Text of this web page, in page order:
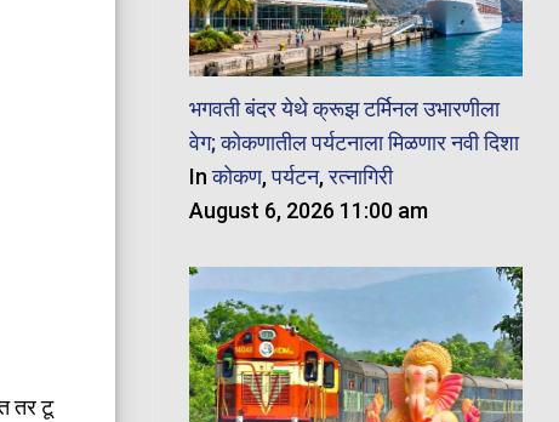
तर टू
भगवती बंदर येथे क्रूझ टर्मिनल उभारणीला
वेग; कोकणातील पर्यटनाला मिळणार नवी दिशा
Inकोकण,पर्यटन,रत्नागिरी
August 6, 2026 11:00 am